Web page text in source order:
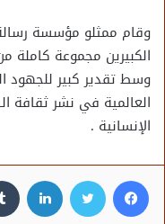
وقام ممثلو مؤسسة رسالة
الكبيرين مجموعة كاملة
وسط تقدير كبير للجهود
العالمية في نشر ثقافة
الإنسانية .
فيسبوك تويتر